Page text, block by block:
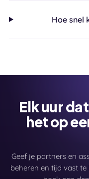
Hoe snel
Elk uur
het op
Geef je partners en
beheren en tijd vast